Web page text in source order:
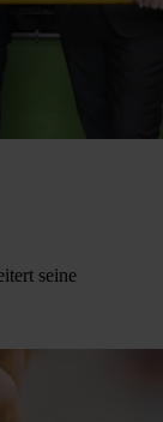
seine